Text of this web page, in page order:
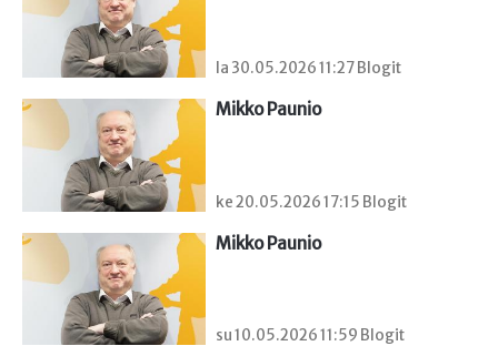
la 30.05.2026 11:27 Blogit
Mikko Paunio
ke 20.05.2026 17:15 Blogit
Mikko Paunio
su 10.05.2026 11:59 Blogit